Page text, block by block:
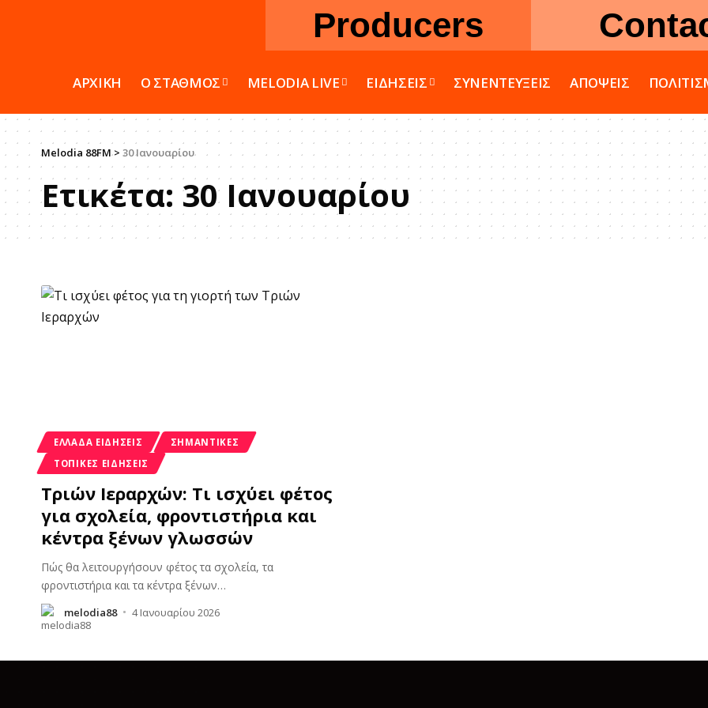
Producers
ΑΡΧΙΚΗ Ο ΣΤΑΘΜΟΣ MELODIA LIVE ΕΙΔΗΣΕΙΣ ΣΥΝΕΝΤΕΥΞΕΙΣ ΑΠΟΨΕΙΣ
Melodia 88FM> 30 Ιανουαρίου
Ετικέτα: 30 Ιανουαρίου
ΕΛΛΆΔΑ ΕΙΔΉΣΕΙΣ
ΣΗΜΑΝΤΙΚΈΣ
ΤΟΠΙΚΈΣ ΕΙΔΉΣΕΙΣ
Τριών Ιεραρχών: Τι ισχύει φέτος
για σχολεία, φροντιστήρια και
κέντρα ξένων γλωσσών
Πώς θα λειτουργήσουν φέτος τα σχολεία, τα
φροντιστήρια και τα κέντρα ξένων…
melodia88 4 Ιανουαρίου 2026